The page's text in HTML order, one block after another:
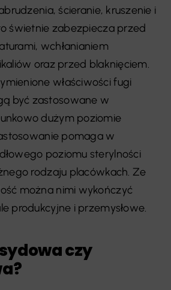
ścieranie, kruszenie i
świetnie zabezpiecza przed
wchłanianiem
oraz przed blaknięciem.
właściwości fugi
być zastosowane w
dużym poziomie
pomaga w
poziomu sterylności
rodzaju placówkach. Ze
można nimi wykończyć
produkcyjne i przemysłowe.
czy